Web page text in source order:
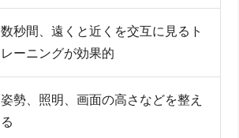
数秒間、遠くと近くを交互に見るト
レーニングが効果的
姿勢、照明、画面の高さなどを整え
る